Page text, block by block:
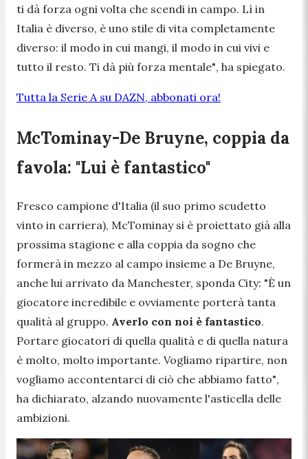
ti dà forza ogni volta che scendi in campo. Lì in
Italia è diverso, è uno stile di vita completamente
diverso: il modo in cui mangi, il modo in cui vivi e
tutto il resto. Ti dà più forza mentale", ha spiegato.
Tutta la Serie A su DAZN, abbonati ora!
McTominay-De Bruyne, coppia da
favola: "Lui è fantastico"
Fresco campione d'Italia (il suo primo scudetto
vinto in carriera), McTominay si è proiettato già alla
prossima stagione e alla coppia da sogno che
formerà in mezzo al campo insieme a De Bruyne,
anche lui arrivato da Manchester, sponda City: "È un
giocatore incredibile e ovviamente porterà tanta
qualità al gruppo. Averlo con noi è fantastico.
Portare giocatori di quella qualità e di quella natura
è molto, molto importante. Vogliamo ripartire, non
vogliamo accontentarci di ciò che abbiamo fatto",
ha dichiarato, alzando nuovamente l'asticella delle
ambizioni.